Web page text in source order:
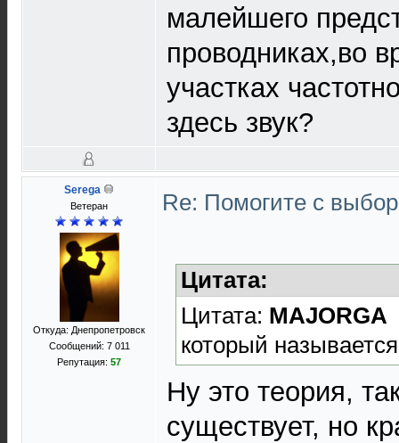
малейшего
проводниках,во
участках
здесь звук?
Serega
Ветеран
Откуда: Днепропетровск
Сообщений: 7 011
Репутация: 57
Re: Помогите с
Цитата:
Цитата: MAJORGA
который
Ну это теория,
существует, но